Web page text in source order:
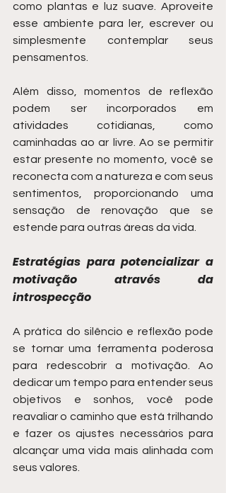
como plantas e luz suave. Aproveite
esse ambiente para ler, escrever ou
simplesmente contemplar seus
pensamentos.
Além disso, momentos de reflexão
podem ser incorporados em
atividades cotidianas, como
caminhadas ao ar livre. Ao se permitir
estar presente no momento, você se
reconecta com a natureza e com seus
sentimentos, proporcionando uma
sensação de renovação que se
estende para outras áreas da vida.
Estratégias para potencializar a
motivação através da
introspecção
A prática do silêncio e reflexão pode
se tornar uma ferramenta poderosa
para redescobrir a motivação. Ao
dedicar um tempo para entender seus
objetivos e sonhos, você pode
reavaliar o caminho que está trilhando
e fazer os ajustes necessários para
alcançar uma vida mais alinhada com
seus valores.